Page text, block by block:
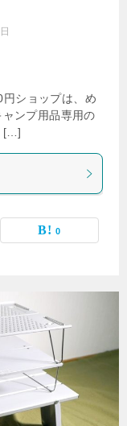
ショップは、め
ンプ用品専用の
[…]
0